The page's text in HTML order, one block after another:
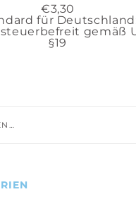
€3,30
für
gemäß
§19